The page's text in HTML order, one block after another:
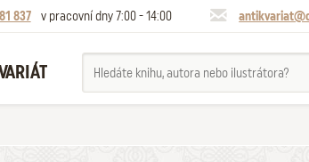
837 v pracovní dny 7:00 - 14:00